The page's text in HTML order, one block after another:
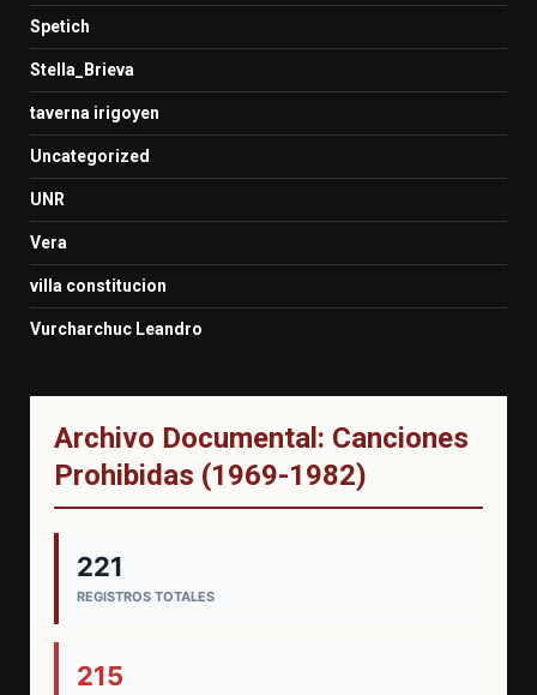
Spetich
Stella_Brieva
taverna irigoyen
Uncategorized
UNR
Vera
villa constitucion
Vurcharchuc Leandro
Archivo Documental: Canciones
Prohibidas (1969-1982)
221
REGISTROS TOTALES
215